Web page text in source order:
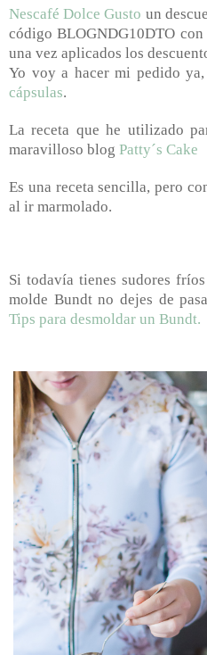
NescaféDolce Gusto un
código BLOGNDG10DTO
una vez aplicados los
Yo voy a hacer mi pedido
cápsulas.
La receta que he utilizado
maravilloso blog Patty´s Cake
Es una receta sencilla, pero
al ir marmolado.
Si todavía tienes sudores
molde Bundt no dejes de
Tips para desmoldar un Bundt.